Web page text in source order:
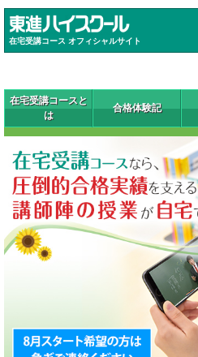
在宅受講コース オフィシャルサイト
在宅受講コースと
は
合格体験記